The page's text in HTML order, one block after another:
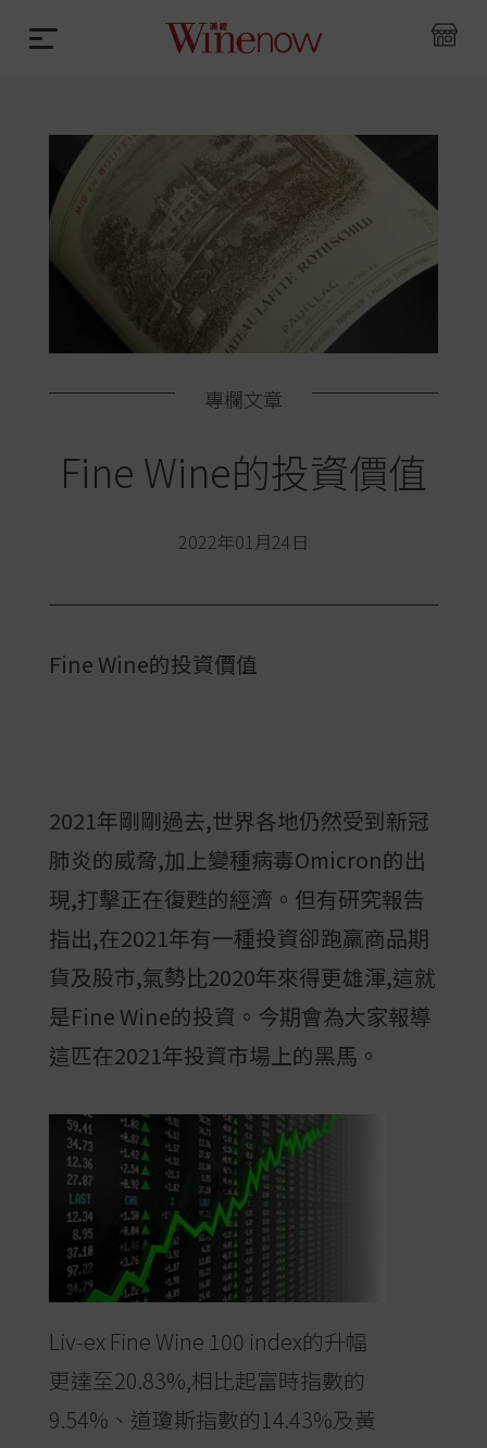
專欄文章
Fine Wine的投資價值
2022年01月24日
Fine Wine的投資價值
2021年剛剛過去,世界各地仍然受到新冠
肺炎的威脅,加上變種病毒Omicron的出
現,打擊正在復甦的經濟。但有研究報告
指出,在2021年有一種投資卻跑羸商品期
貨及股市,氣勢比2020年來得更雄渾,這就
是Fine Wine的投資。今期會為大家報導
這匹在2021年投資市場上的黑馬。
Liv-ex Fine Wine 100 index的升幅
更達至20.83%,相比起富時指數的
9.54%、道瓊斯指數的14.43%及黃